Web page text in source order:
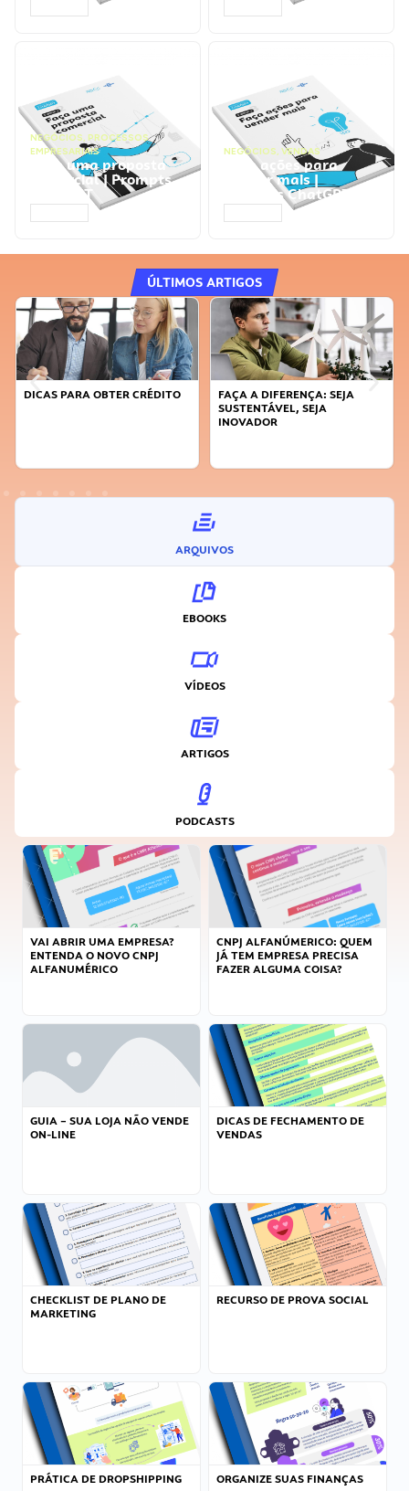
NEGÓCIOS, PROCESSOS
EMPRESARIAIS
Faça uma proposta
comercial | Prompts
ChatGPT
NEGÓCIOS, VENDAS
Faça ações para
vender mais |
Prompts ChatGPT
ÚLTIMOS ARTIGOS
DICAS PARA OBTER CRÉDITO
FAÇA A DIFERENÇA: SEJA
SUSTENTÁVEL, SEJA
INOVADOR
ARQUIVOS
EBOOKS
VÍDEOS
ARTIGOS
PODCASTS
VAI ABRIR UMA EMPRESA?
ENTENDA O NOVO CNPJ
ALFANUMÉRICO
CNPJ ALFANÚMERICO: QUEM
JÁ TEM EMPRESA PRECISA
FAZER ALGUMA COISA?
GUIA – SUA LOJA NÃO VENDE
ON-LINE
DICAS DE FECHAMENTO DE
VENDAS
CHECKLIST DE PLANO DE
MARKETING
RECURSO DE PROVA SOCIAL
PRÁTICA DE DROPSHIPPING ORGANIZE SUAS FINANÇAS